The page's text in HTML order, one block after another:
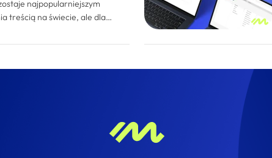
najpopularniejszym
treścią na świecie, ale dla
wartych uwagi rozwiązań jest
funkcji - pozwala